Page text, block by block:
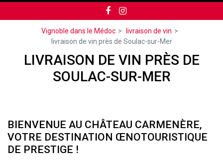
Vignoble dans le Médoc
livraison de vin
livraison de vin près de Soulac-sur-Mer
LIVRAISON DE VIN PRÈS DE
SOULAC-SUR-MER
BIENVENUE AU CHÂTEAU CARMENÈRE,
VOTRE DESTINATION ŒNOTOURISTIQUE
DE PRESTIGE !